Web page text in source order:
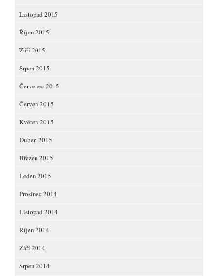
Listopad 2015
Říjen 2015
Září 2015
Srpen 2015
Červenec 2015
Červen 2015
Květen 2015
Duben 2015
Březen 2015
Leden 2015
Prosinec 2014
Listopad 2014
Říjen 2014
Září 2014
Srpen 2014